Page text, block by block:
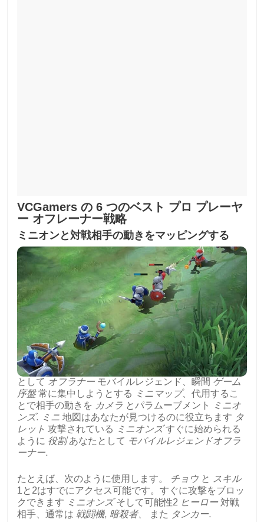
VCGamers の 6 つのベスト プロ プレーヤ
ー オフレーナー戦略
ミニオンと対戦相手の動きをマッピングする
として オフラナーモバイルレジェンド、瞬間 ゲーム
序盤常に集中しようとする ミニマップ、代用するこ
とで相手の動きを カメラ とパラムーブメント
ミニオ
ンズ. ミニ 地図はあなたが見つけるのに役立ちます タ
レット 攻撃されている ミニオンズすぐに始められる
ように 役割あなたとして モバイルレジェンドオフラ
ーナー.
たとえば、次のように使用します。 チョウ と
スキル
1と2はすでにアクセス可能です。すぐに攻撃をブロッ
クできます ミニオンズそして可能性2 ヒーロー対戦
相手、通常は 戦闘機, 暗殺者、 また タンカー.